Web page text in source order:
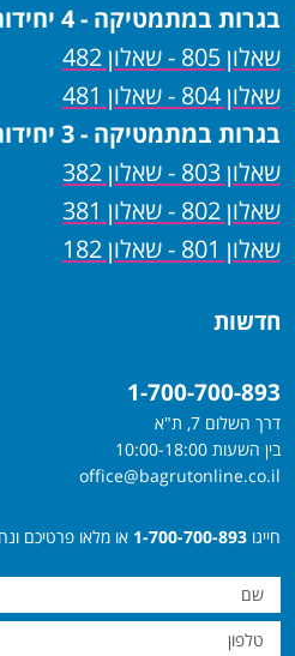
בגרות במתמטיקה - 4 יחידות
שאלון 805 - שאלון 482
שאלון 804 - שאלון 481
בגרות במתמטיקה - 3 יחידות
שאלון 803 - שאלון 382
שאלון 802 - שאלון 381
שאלון 801 - שאלון 182
חדשות
1-700-700-893
דרך השלום 7, ת"א
בין השעות 10:00-18:00
office@bagrutonline.co.il
חייגו 1-700-700-893 או מלאו פרטיכם